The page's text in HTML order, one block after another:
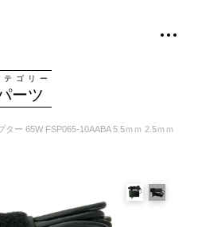
テゴリー
ーツ
ター 65W FSP065-10AABA 5.5ｍｍ 2.5ｍｍ